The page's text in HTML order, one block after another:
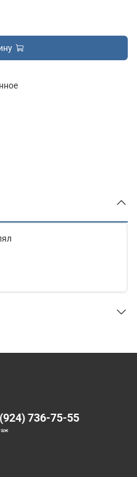
736-75-55